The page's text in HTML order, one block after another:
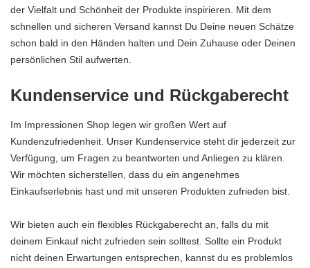
der Vielfalt und Schönheit der Produkte inspirieren. Mit dem
schnellen und sicheren Versand kannst Du Deine neuen Schätze
schon bald in den Händen halten und Dein Zuhause oder Deinen
persönlichen Stil aufwerten.
Kundenservice und Rückgaberecht
Im Impressionen Shop legen wir großen Wert auf
Kundenzufriedenheit. Unser Kundenservice steht dir jederzeit zur
Verfügung, um Fragen zu beantworten und Anliegen zu klären.
Wir möchten sicherstellen, dass du ein angenehmes
Einkaufserlebnis hast und mit unseren Produkten zufrieden bist.
Wir bieten auch ein flexibles Rückgaberecht an, falls du mit
deinem Einkauf nicht zufrieden sein solltest. Sollte ein Produkt
nicht deinen Erwartungen entsprechen, kannst du es problemlos